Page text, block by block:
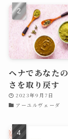
ヘナであなた
さを取り戻す
2023年9月7日
アーユルヴェーダ